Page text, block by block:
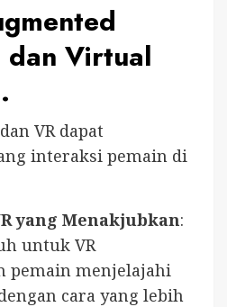
dan Virtual
VR dapat
interaksi pemain di
yang Menakjubkan:
untuk VR
pemain menjelajahi
cara yang lebih